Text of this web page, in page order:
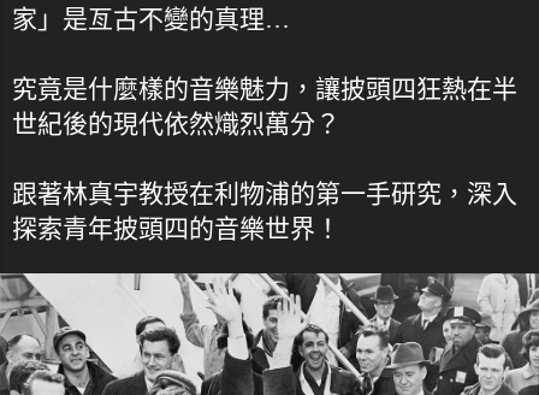
家」是亙古不變的真理…
究竟是什麼樣的音樂魅力，讓披頭四狂熱在半
世紀後的現代依然熾烈萬分？
跟著林真宇教授在利物浦的第一手研究，深入
探索青年披頭四的音樂世界！